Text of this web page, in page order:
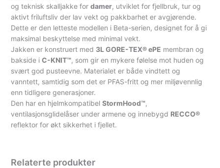
og teknisk skalljakke fordamer, utviklet for fjellbruk, tur og
aktivt friluftsliv der lav vekt og pakkbarhet er avgjørende.
Dette er den letteste modellen i Beta-serien, designet for å gi
maksimal beskyttelse med minimal vekt.
Jakken er konstruert med 3L GORE-TEX® ePE membran og
bakside iC-KNIT™, som gir en mykere følelse mot huden og
svært god pusteevne. Materialet er både vindtett og
vanntett, samtidig som det er PFAS-fritt og mer miljøvennlig
enn tidligere generasjoner.
Den har en hjelmkompatibelStormHood™,
ventilasjonsglidelåser under armene og innebygd RECCO®
reflektor for økt sikkerhet i fjellet.
Relaterte produkter